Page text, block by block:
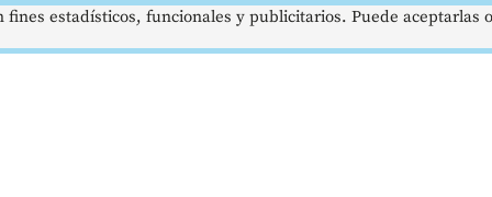
estadísticos, funcionales y publicitarios. Puede aceptarlas